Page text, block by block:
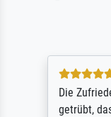
Die
getrübt,